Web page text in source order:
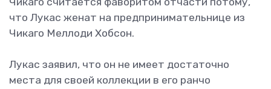
что Лукас женат на предпринимательнице из
Чикаго Меллоди Хобсон.
Лукас заявил, что он не имеет достаточно
места для своей коллекции в его ранчо